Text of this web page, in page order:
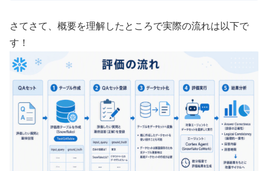
さてさて、概要を理解したところで実際の流れは以下で
す！